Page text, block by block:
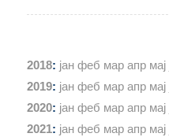
2018: јан феб мар апр мај
2019: јан феб мар апр мај
2020: јан феб мар апр мај
2021: јан феб мар апр мај